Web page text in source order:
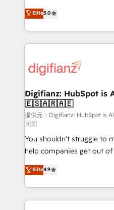
is there for you to: - Grow revenue, and run your
business more efficiently - Build stronger
more people - Get the most out of your HubSpot
investment
enable mid-market and
maximise their return
growth. We modernise platforms, streamline
operations that are
supercharge revenue operations Key
Transformation / Web
Sales Consulting • Marketing
makes us different? 🚀 Top 0.5% of global HubSpot
agencies ⚙️ The strongest technical ability and
integration capabilities 💼 Consultative, long-term
partners who will embed
business, processes and systems 🏢 We
working with mid-market
organisations, global
complex use cases 🏆 CRM Implementation,
Elite5.0
Digifianz: HubSpot
🇪🇸🇦🇷🇦🇪
提供元：Digifianz: HubSpot
🇦🇪
You shouldn't struggle to
help companies get out
process-oriented teams
Marketing, Sales, Service,
so selling and actually
feels easy and pain-free. We are a top ranked
Elite4.9